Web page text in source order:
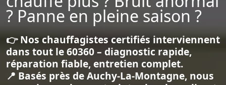
? Panne en pleine saison ?
👉 Nos chauffagistes certifiés interviennent
dans tout le 60360 – diagnostic rapide,
réparation fiable, entretien complet.
📍 Basés près de Auchy-La-Montagne, nous